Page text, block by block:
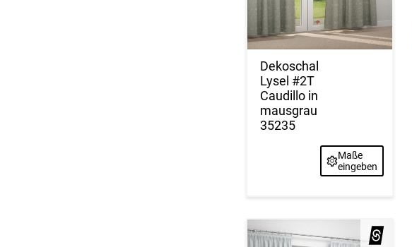
Dekoschal
Lysel #2T
Caudillo in
mausgrau
35235
Maße
eingeben